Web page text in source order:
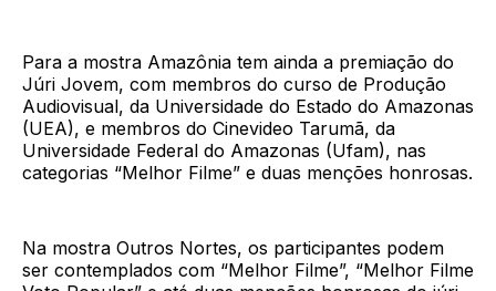
Para a mostra Amazônia tem ainda a premiação do
Júri Jovem, com membros do curso de Produção
Audiovisual, da Universidade do Estado do Amazonas
(UEA), e membros do Cinevideo Tarumã, da
Universidade Federal do Amazonas (Ufam), nas
categorias “Melhor Filme” e duas menções honrosas.
Na mostra Outros Nortes, os participantes podem
ser contemplados com “Melhor Filme”, “Melhor Filme